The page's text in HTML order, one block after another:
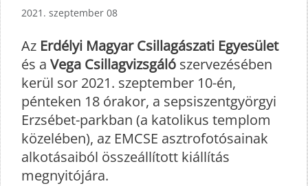
2021. szeptember 08
Az Erdélyi Magyar Csillagászati Egyesület
és a Vega Csillagvizsgáló szervezésében
kerül sor 2021. szeptember 10-én,
pénteken 18 órakor, a sepsiszentgyörgyi
Erzsébet-parkban (a katolikus templom
közelében), az EMCSE asztrofotósainak
alkotásaiból összeállított kiállítás
megnyitójára.